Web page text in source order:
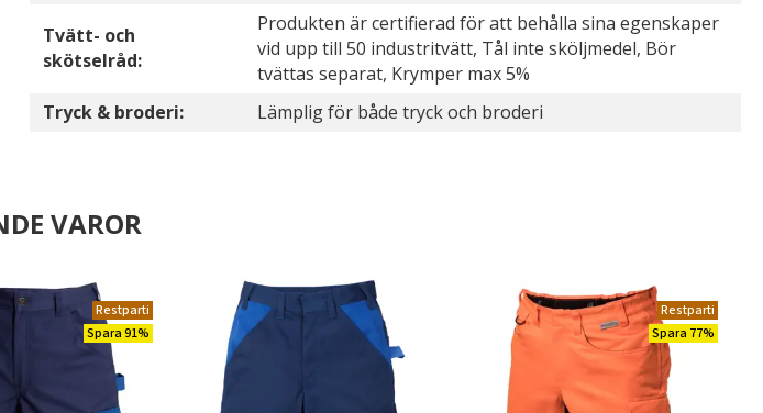
Tvätt- och
skötselråd:
Produkten är certifierad för att behålla sina egenskaper
vid upp till 50 industritvätt, Tål inte sköljmedel, Bör
tvättas separat, Krymper max 5%
Tryck & broderi:
Lämplig för både tryck och broderi
VAROR
Restparti
Spara 91%
Restparti
Spara 77%